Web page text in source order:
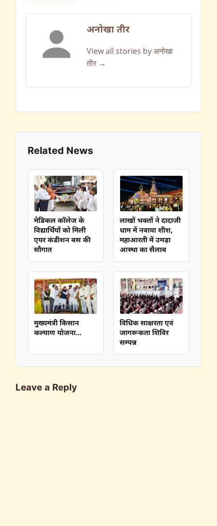
अनोखा तीर
View all stories by अनोखा
तीर →
Related News
मेडिकल कॉलेज के
विद्यार्थियों को मिली
एयर कंडीशन बस की
सौगात
लाखों भक्तों ने दादाजी
धाम में नवाया शीश,
महाआरती में उमड़ा
आस्था का सैलाब
मुख्यमंत्री किसान
कल्याण योजना…
विधिक साक्षरता एवं
जागरूकता शिविर
सम्पन्न
Leave a Reply